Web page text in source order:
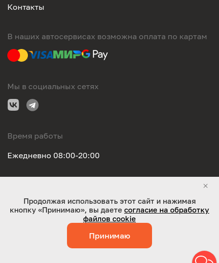
Контакты
В наших автосервисах возможна оплата по картам
Мы в социальных сетях
Время работы
Ежедневно 08:00-20:00
ООО "Оригинал-сервис". Все права защищены 2026
Работает на технологиях:Jaky
Продолжая использовать этот сайт и нажимая
кнопку «Принимаю», вы даете согласие на обработку
файлов cookie
Принимаю